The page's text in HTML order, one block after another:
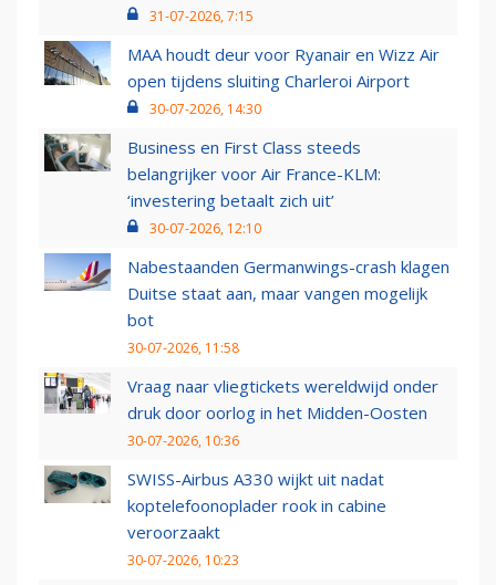
31-07-2026, 7:15
MAA houdt deur voor Ryanair en Wizz Air
open tijdens sluiting Charleroi Airport
30-07-2026, 14:30
Business en First Class steeds
belangrijker voor Air France-KLM:
‘investering betaalt zich uit’
30-07-2026, 12:10
Nabestaanden Germanwings-crash klagen
Duitse staat aan, maar vangen mogelijk
bot
30-07-2026, 11:58
Vraag naar vliegtickets wereldwijd onder
druk door oorlog in het Midden-Oosten
30-07-2026, 10:36
SWISS-Airbus A330 wijkt uit nadat
koptelefoonoplader rook in cabine
veroorzaakt
30-07-2026, 10:23